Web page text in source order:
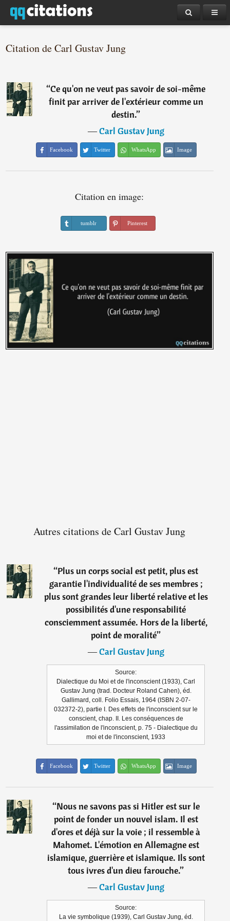
Citation de Carl Gustav Jung
“Ce qu'on ne veut pas savoir de soi-même
finit par arriver de l'extérieur comme un
destin.”
―Carl Gustav Jung
Facebook Twitter WhatsApp Image
Citation en image:
tumblr Pinterest
Autres citations de Carl Gustav Jung
“Plus un corps social est petit, plus est
garantie l'individualité de ses membres ;
plus sont grandes leur liberté relative et les
possibilités d'une responsabilité
consciemment assumée. Hors de la liberté,
point de moralité”
―Carl Gustav Jung
Source:
Dialectique du Moi et de l'inconscient (1933), Carl
Gustav Jung (trad. Docteur Roland Cahen), éd.
Gallimard, coll. Folio Essais, 1964 (ISBN 2-07-
032372-2), partie I. Des effets de l'inconscient sur le
conscient, chap. II. Les conséquences de
l'assimilation de l'inconscient, p. 75 - Dialectique du
moi et de l'inconscient, 1933
Facebook Twitter WhatsApp Image
“Nous ne savons pas si Hitler est sur le
point de fonder un nouvel islam. Il est
d'ores et déjà sur la voie ; il ressemble à
Mahomet. L'émotion en Allemagne est
islamique, guerrière et islamique. Ils sont
tous ivres d'un dieu farouche.”
―Carl Gustav Jung
Source:
La vie symbolique (1939), Carl Gustav Jung, éd.